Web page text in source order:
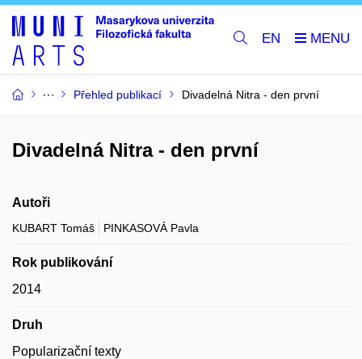
EN
Přehled publikací Divadelná Nitra - den první
Divadelná Nitra - den první
Autoři
KUBART Tomáš PINKASOVÁ Pavla
Rok publikování
2014
Druh
Popularizační texty